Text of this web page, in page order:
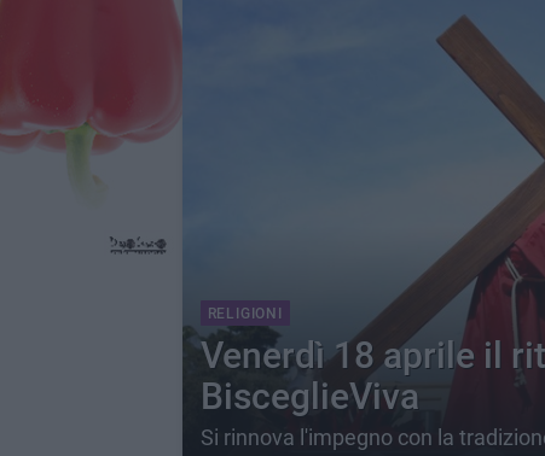
RELIGIONI
Venerdì 18 aprile il
BisceglieViva
Si rinnova l'impegno con la